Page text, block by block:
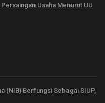
Usaha Menurut UU
(NIB) Berfungsi Sebagai SIUP,